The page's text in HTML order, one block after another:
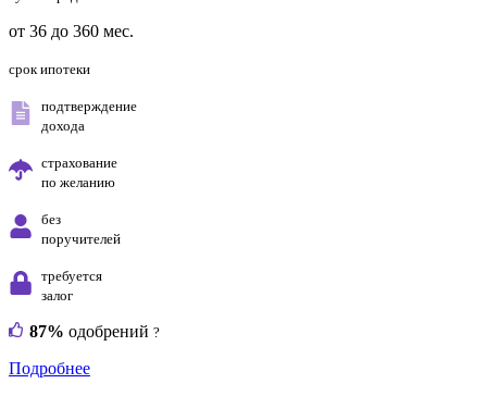
от 36 до 360 мес.
срок ипотеки
подтверждение
дохода
страхование
по желанию
без
поручителей
требуется
залог
87% одобрений ?
Подробнее